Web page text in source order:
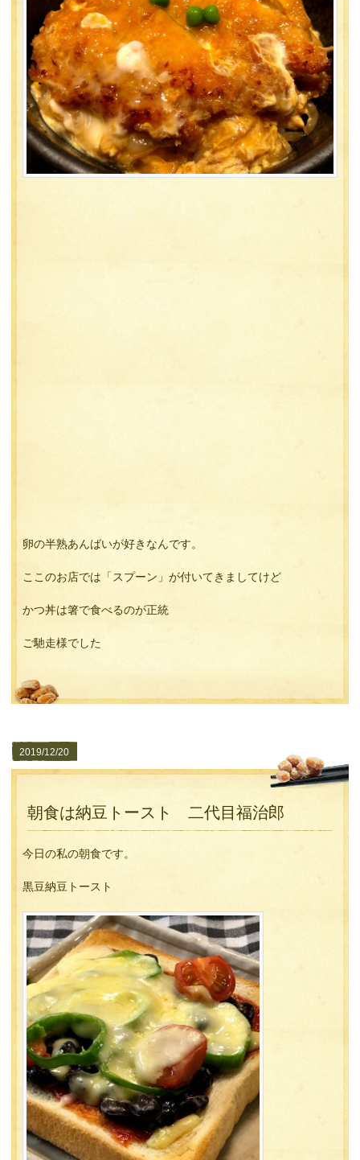
卵の半熟あんばいが好きなんです。
ここのお店では「スプーン」が付いてきましてけど
かつ丼は箸で食べるのが正統
ご馳走様でした
2019/12/20
朝食は納豆トースト 二代目福治郎
今日の私の朝食です。
黒豆納豆トースト